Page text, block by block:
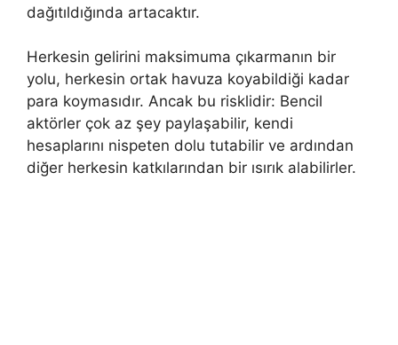
dağıtıldığında artacaktır.
Herkesin gelirini maksimuma çıkarmanın bir
yolu, herkesin ortak havuza koyabildiği kadar
para koymasıdır. Ancak bu risklidir: Bencil
aktörler çok az şey paylaşabilir, kendi
hesaplarını nispeten dolu tutabilir ve ardından
diğer herkesin katkılarından bir ısırık alabilirler.